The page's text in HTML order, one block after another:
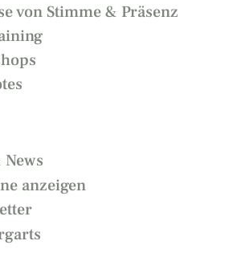
von Stimme & Präsenz
anzeigen